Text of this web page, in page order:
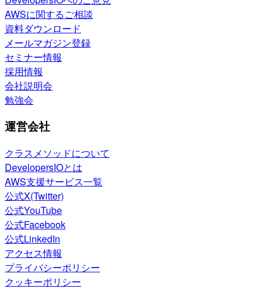
AWSに関するご相談
資料ダウンロード
メールマガジン登録
セミナー情報
採用情報
会社説明会
勉強会
運営会社
クラスメソッドについて
DevelopersIOとは
AWS支援サービス一覧
公式X(Twitter)
公式YouTube
公式Facebook
公式LinkedIn
アクセス情報
プライバシーポリシー
クッキーポリシー